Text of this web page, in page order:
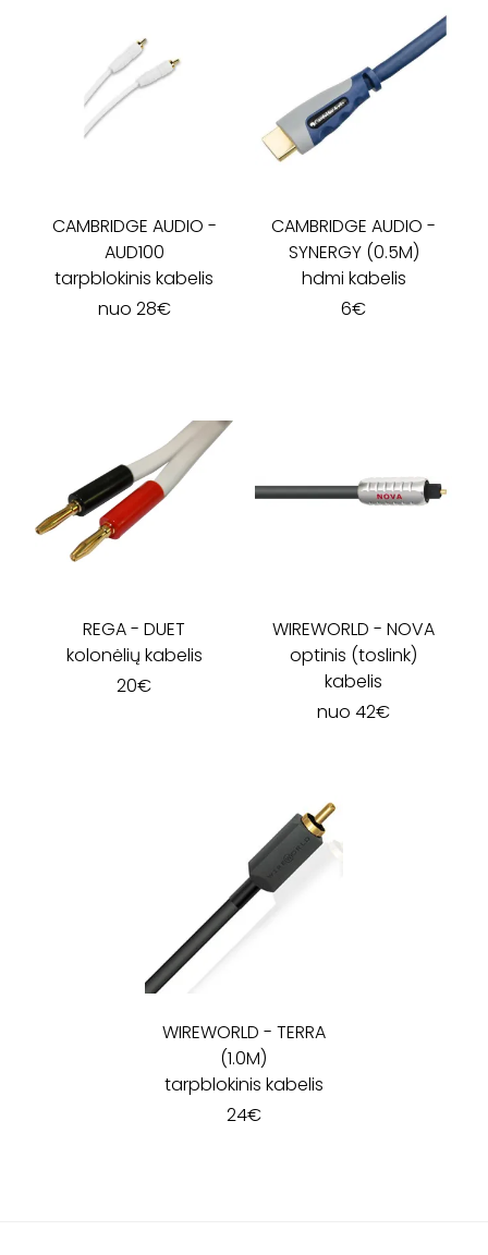
CAMBRIDGE AUDIO -
AUD100
tarpblokinis kabelis
nuo 28€
CAMBRIDGE AUDIO -
SYNERGY (0.5M)
hdmi kabelis
6€
REGA-DUET
kolonėlių kabelis
20€
WIREWORLD -NOVA
optinis (toslink)
kabelis
nuo 42€
WIREWORLD - TERRA
(1.0M)
tarpblokinis kabelis
24€